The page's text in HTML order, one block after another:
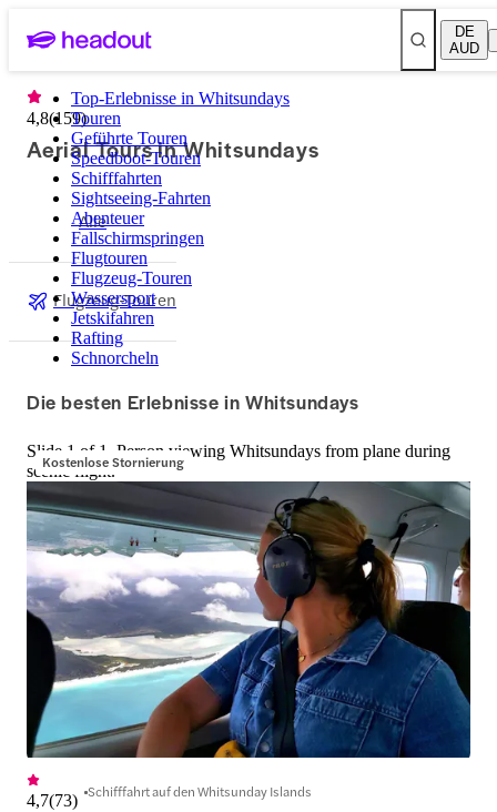
DE
AUD
Top-Erlebnisse in Whitsundays
Touren
Geführte Touren
Speedboot-Touren
Schifffahrten
Sightseeing-Fahrten
Abenteuer
Fallschirmspringen
Flugtouren
Flugzeug-Touren
Wassersport
Jetskifahren
Rafting
Schnorcheln
4,8(159)
Aerial Tours in Whitsundays
Alle
Flugzeug-Touren
Die besten Erlebnisse in Whitsundays
Kostenlose Stornierung
Slide 1 of 1, Person viewing Whitsundays from plane during
scenic flight.
4,7(73) Schifffahrt auf den Whitsunday Islands